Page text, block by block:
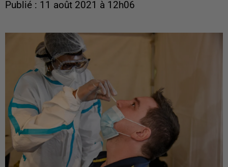
Publié : 11 août 2021 à 12h06